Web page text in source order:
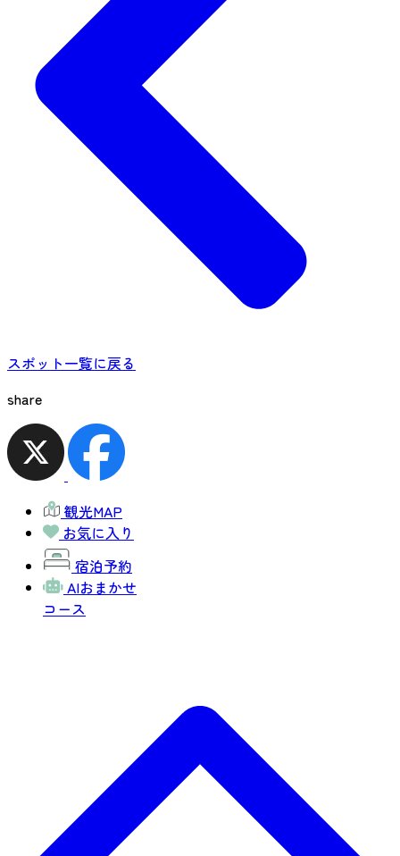
スポット一覧に戻る
share
観光MAP
お気に入り
宿泊予約
AIおまかせ
コース